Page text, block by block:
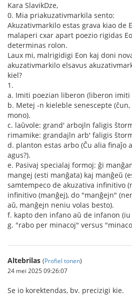
Kara SlavikDze,
0. Mia priakuzativmarkila sento:
Akuzativmarkilo estas grava kiao de
malaperi cxar apart poezio rigidas
determinas rolon.
Laux mi, malrigidigi Eon kaj doni
akuzativmarkilo elsavus
kiel?
1.
a. Imiti poezian liberon (liberon imiti
b. Metej -n kieleble senescepte
mono).
c. laŭvole: grand' arbojln faligis
rimamike: grandajln arb' faligis
d. planton estas arbo (Ĉu alia finaĵo
agus?).
e. Pasivaj specialaj formoj: ĝi
mangej (esti manĝata) kaj manĝeŭ
samtempeco de akuzativa infinitivo
infinitivo (manĝej), do "manĝejn"
aŭ, manĝejn neniu volas besto).
f. kapto den infano aŭ de infanon
g. "rabo per minacoj" versus
Altebrilas (Profiel tonen)
24 mei 2025 09:26:07
Se io korektendas, bv. precizigi kie.